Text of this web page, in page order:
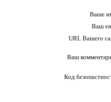
Ваше
Ваш
URL Вашего
Ваш
Код